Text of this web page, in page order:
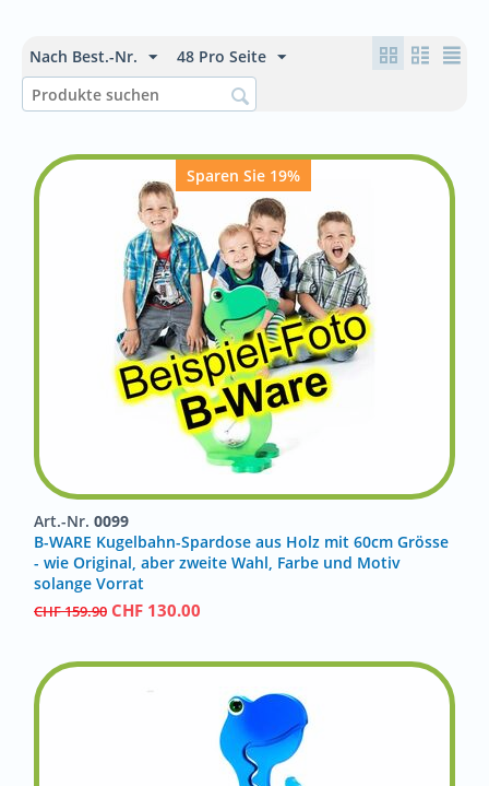
Nach Best.-Nr. 48 Pro Seite
Sparen Sie 19%
Art.-Nr. 0099
B-WARE Kugelbahn-Spardose aus Holz mit 60cm Grösse
- wie Original, aber zweite Wahl, Farbe und Motiv
solange Vorrat
CHF159.90 CHF 130.00